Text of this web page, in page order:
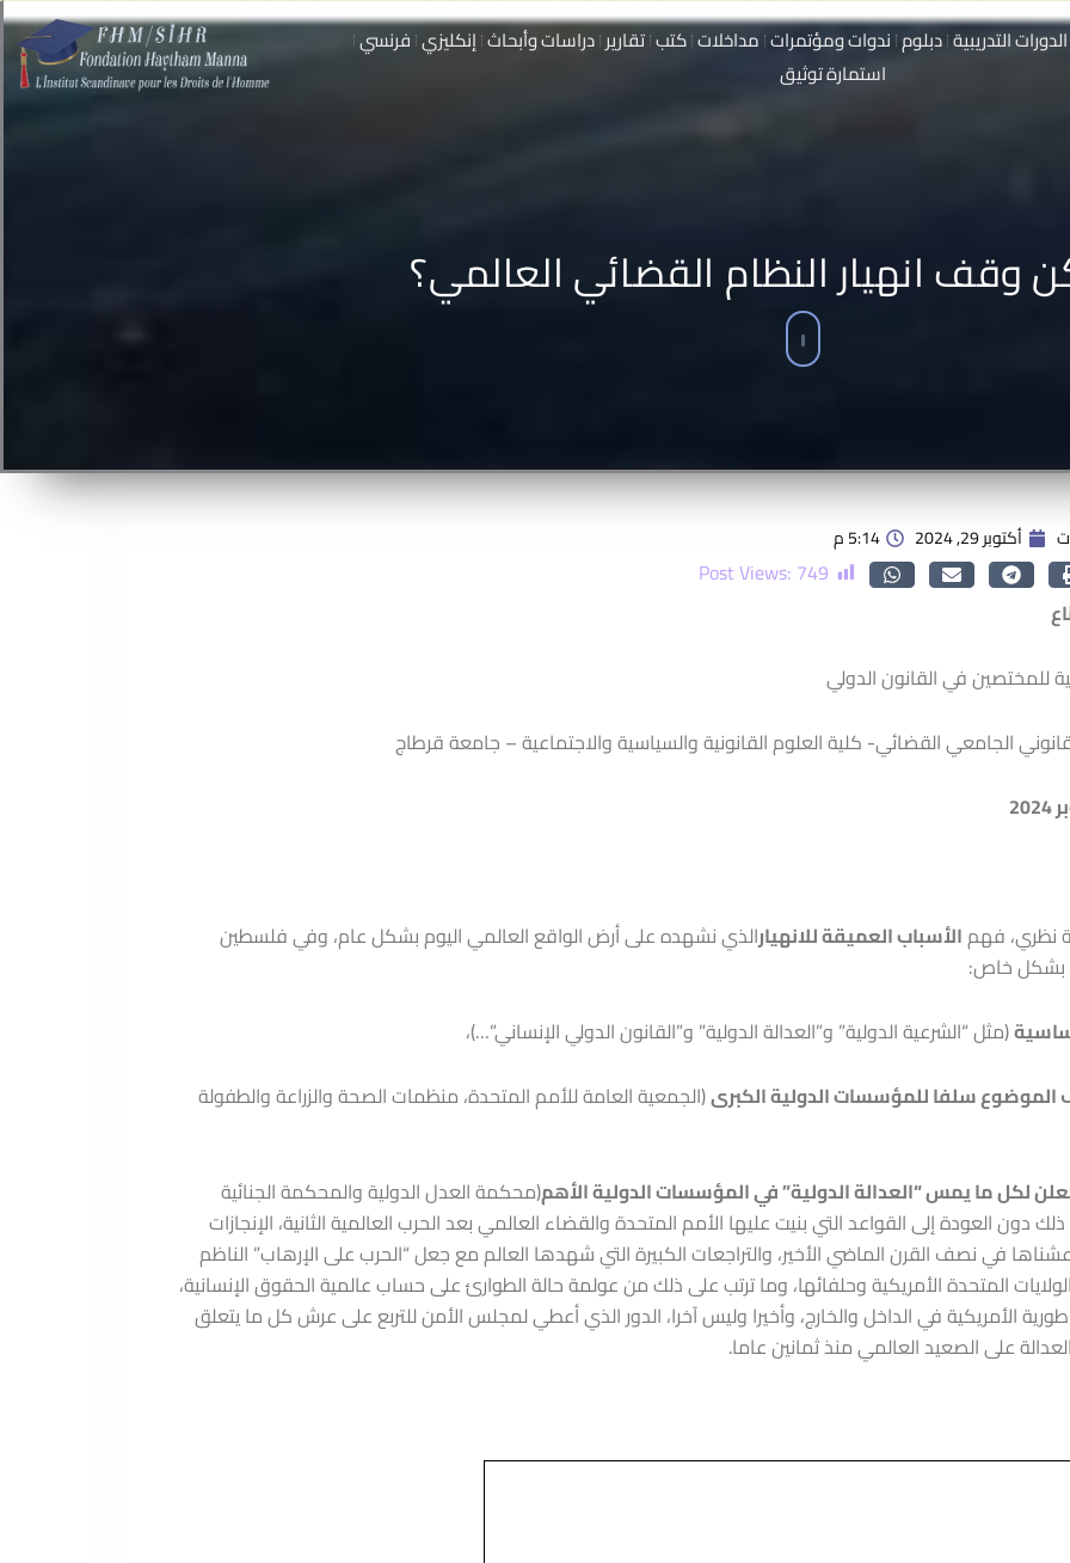
الدورات التدريبية دبلوم ندوات ومؤتمرات مداخلات كتب تقارير دراسات وأبحاث إنكليزي فرنسي
استمارة توثيق
وقف انهيار النظام القضائي العالمي؟
أكتوبر 29, 2024 5:14 م
Post Views: 749
للمختصين في القانون الدولي
الجامعي القضائي- كلية العلوم القانونية والسياسية والاجتماعية – جامعة قرطاج
نظري، فهمالأسباب العميقة للانهيارالذي نشهده على أرض الواقع العالمي اليوم بشكل عام، وفي فلسطين
بشكل خاص:
(مثل “الشرعية الدولية” و”العدالة الدولية” و”القانون الدولي الإنساني”…)،
سلفا للمؤسسات الدولية الكبرى(الجمعية العامة للأمم المتحدة، منظمات الصحة والزراعة والطفولة
لكل ما يمس “العدالة الدولية” في المؤسسات الدولية الأهم(محكمة العدل الدولية والمحكمة الجنائية
ذلك دون العودة إلى القواعد التي بنيت عليها الأمم المتحدة والقضاء العالمي بعد الحرب العالمية الثانية، الإنجازات
في نصف القرن الماضي الأخير، والتراجعات الكبيرة التي شهدها العالم مع جعل “الحرب على الإرهاب” الناظم
المتحدة الأمريكية وحلفائها، وما ترتب على ذلك من عولمة حالة الطوارئ على حساب عالمية الحقوق الإنسانية،
الأمريكية في الداخل والخارج، وأخيرا وليس آخرا، الدور الذي أعطي لمجلس الأمن للتربع على عرش كل ما يتعلق
على الصعيد العالمي منذ ثمانين عاما.